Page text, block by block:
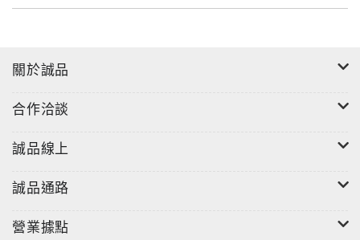
將仿古作到了以假亂真的程度。而且別忘了，要成為
「演」誰像誰，讓自己的仿作堂而皇之走進各大博物
玉、張學良。那是被古人餵養到極致後，長出來的本
所以回到那個問題：大師究竟是怎樣煉成的？
醒的眼光。把每一位古人當作老師，老老實實地拜下
持警醒，知道這些古人不只是臨摹的範本，更是你生涯
關於誠品
合作洽談
誠品線上
誠品通路
營業據點